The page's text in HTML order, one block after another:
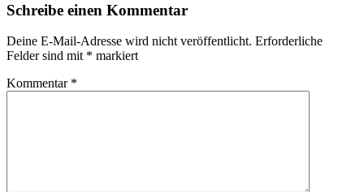
Schreibe einen Kommentar
Deine E-Mail-Adresse wird nicht veröffentlicht. Erforderliche
Felder sind mit * markiert
Kommentar *